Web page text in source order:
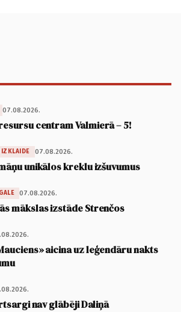
07.08.2026.
centram Valmierā – 5!
IZKLAIDE 07.08.2026.
unikālos kreklu izšuvumus
07.08.2026.
mākslas izstāde Strenčos
aicina uz leģendāru nakts
nav glābēji Daliņā